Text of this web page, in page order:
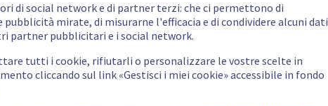
di social network e di partner terzi: che ci permettono di
pubblicità mirate, di misurarne l'efficacia e di condividere alcuni dati
partner pubblicitari e i social network.
tutti i cookie, rifiutarli o personalizzare le vostre scelte in
cliccando sul link «Gestisci i miei cookie» accessibile in fondo